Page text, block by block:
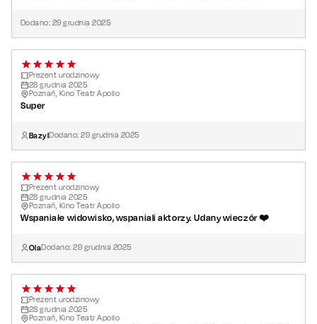
Dodano: 29 grudnia 2025
Prezent urodzinowy
28 grudnia 2025
Poznań, Kino Teatr Apollo
Super
BazylDodano:29 grudnia 2025
Prezent urodzinowy
28 grudnia 2025
Poznań, Kino Teatr Apollo
Wspaniałe widowisko, wspaniali aktorzy. Udany wieczór ❤️
OlaDodano:29 grudnia 2025
Prezent urodzinowy
28 grudnia 2025
Poznań, Kino Teatr Apollo